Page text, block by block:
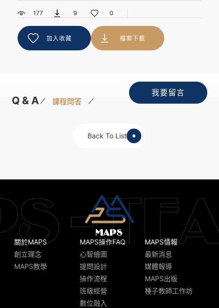
177 9 0
加入收藏 檔案下載
Q & A 課程問答
我要留言
Back To List
關於MAPS
創立理念
MAPS教學
MAPS操作FAQ
心智繪圖
提問設計
操作流程
班級經營
數位融入
MAPS情報
最新消息
媒體報導
MAPS出版
種子教師工作坊